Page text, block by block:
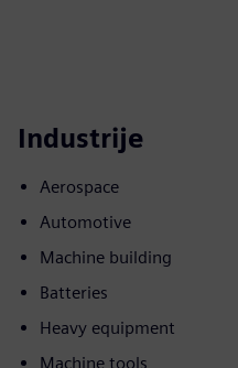
Industrije
Aerospace
Automotive
Machine building
Batteries
Heavy equipment
Machine tools